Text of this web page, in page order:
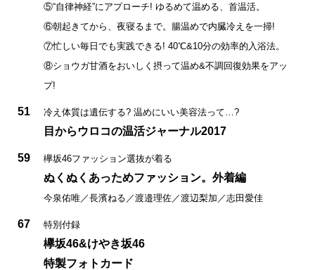
⑤“自律神経”にアプローチ! ゆるめて温める、首温活。
⑥朝起きてから、夜寝るまで。腸温めで内臓冷えを一掃!
⑦忙しい毎日でも実践できる! 40℃&10分の効率的入浴法。
⑧ショウガ甘酒をおいしく摂って温め&不調回復効果をアッ
プ!
51 冷え体質は遺伝する? 温めにいい美容法って…?
目からウロコの温活ジャーナル2017
59 欅坂46ファッション選抜が着る
ぬくぬくあっためファッション。外着編
今泉佑唯／長濱ねる／渡邉理佐／渡辺梨加／志田愛佳
67 特別付録
欅坂46&けやき坂46
特製フォトカード